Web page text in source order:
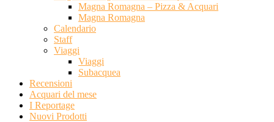
Magna Romagna – Pizza & Acquari
Magna Romagna
Calendario
Staff
Viaggi
Viaggi
Subacquea
Recensioni
Acquari del mese
I Reportage
Nuovi Prodotti